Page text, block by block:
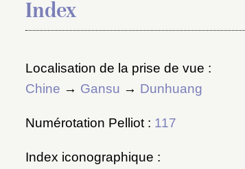
Index
Localisation de la prise de vue :
Chine → Gansu → Dunhuang
Numérotation Pelliot : 117
Index iconographique :